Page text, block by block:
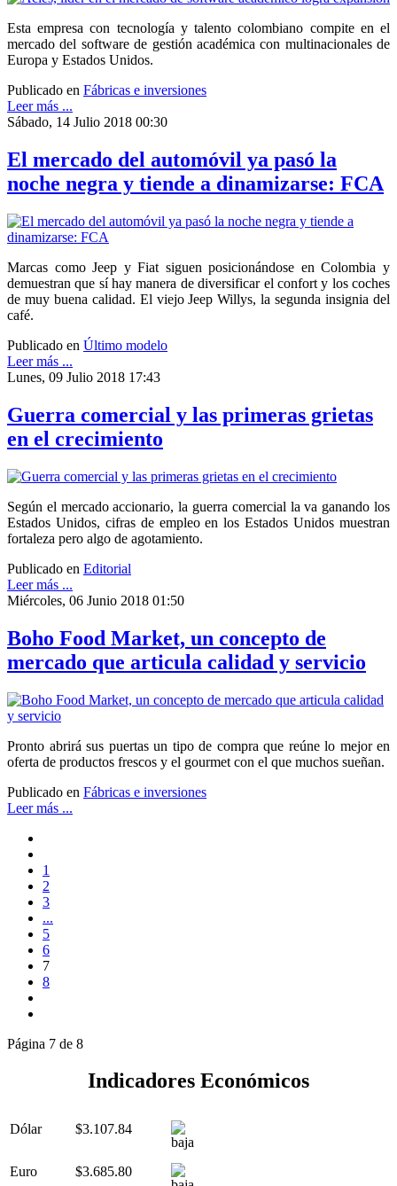
Esta empresa con tecnología y talento colombiano compite en el
mercado del software de gestión académica con multinacionales de
Europa y Estados Unidos.
Publicado en Fábricas e inversiones
Leer más ...
Sábado, 14 Julio 2018 00:30
El mercado del automóvil ya pasó la
noche negra y tiende a dinamizarse: FCA
Marcas como Jeep y Fiat siguen posicionándose en Colombia y
demuestran que sí hay manera de diversificar el confort y los coches
de muy buena calidad. El viejo Jeep Willys, la segunda insignia del
café.
Publicado en Último modelo
Leer más ...
Lunes, 09 Julio 2018 17:43
Guerra comercial y las primeras grietas
en el crecimiento
Según el mercado accionario, la guerra comercial la va ganando los
Estados Unidos, cifras de empleo en los Estados Unidos muestran
fortaleza pero algo de agotamiento.
Publicado en Editorial
Leer más ...
Miércoles, 06 Junio 2018 01:50
Boho Food Market, un concepto de
mercado que articula calidad y servicio
Pronto abrirá sus puertas un tipo de compra que reúne lo mejor en
oferta de productos frescos y el gourmet con el que muchos sueñan.
Publicado en Fábricas e inversiones
Leer más ...
1
2
3
...
5
6
7
8
Página 7 de 8
Indicadores Económicos
Dólar $3.107.84
Euro $3.685.80